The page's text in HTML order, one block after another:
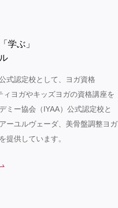
学ぶ」
式認定校として、ヨガ資格
ィヨガやキッズヨガの資格講座を
ミー協会（IYAA）公式認定校と
ーユルヴェーダ、美骨盤調整ヨガ
提供しています。